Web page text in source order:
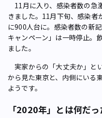
11月に入り、感染者数の急
きました。11月下旬、感染
に900人台に。感染者数の新
キャンペーン」は一時停止。
ました。
実家からの「大丈夫か」と
から見た東京と、内側にいる
ようです。
「2020年」とは何だ